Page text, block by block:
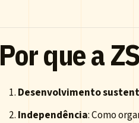
Por que a
Desenvolvimento
Independência: Como